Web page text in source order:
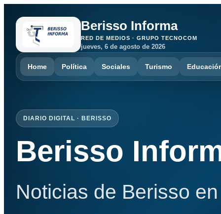
Berisso Informa
RED DE MEDIOS · GRUPO TECNOCOM
jueves, 6 de agosto de 2026
Home Política Sociales Turismo
DIARIO DIGITAL · BERISSO
Berisso
Noticias de Berisso